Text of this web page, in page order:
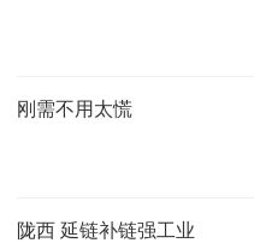
刚需不用太慌
陇西 延链补链强工业